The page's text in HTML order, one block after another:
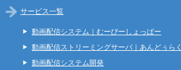
サービス一覧
動画配信システム｜むーびーしょっぱー
動画配信ストリーミングサーバ｜あんどぅらく
動画配信システム開発